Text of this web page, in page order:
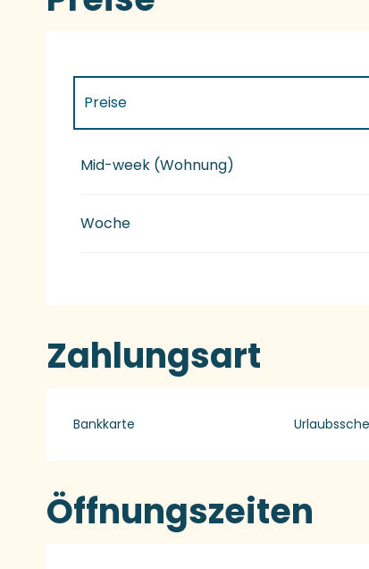
Preise
Preise 2027
Mid-week (Wohnung)
Woche
Zahlungsart
Bankkarte
Öffnungszeiten